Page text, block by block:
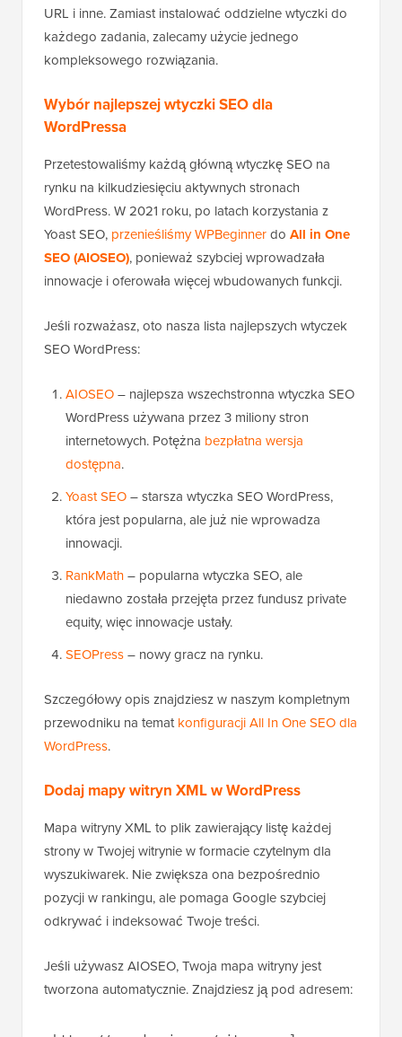
URL i inne. Zamiast instalować oddzielne wtyczki do
każdego zadania, zalecamy użycie jednego
kompleksowego rozwiązania.
Wybór najlepszej wtyczki SEO dla
WordPressa
Przetestowaliśmy każdą główną wtyczkę SEO na
rynku na kilkudziesięciu aktywnych stronach
WordPress. W 2021 roku, po latach korzystania z
Yoast SEO, przenieśliśmy WPBeginnerdo All in One
SEO (AIOSEO), ponieważ szybciej wprowadzała
innowacje i oferowała więcej wbudowanych funkcji.
Jeśli rozważasz, oto nasza lista najlepszych wtyczek
SEO WordPress:
AIOSEO– najlepsza wszechstronna wtyczka SEO
WordPress używana przez 3 miliony stron
internetowych. Potężna bezpłatna wersja
dostępna.
Yoast SEO– starsza wtyczka SEO WordPress,
która jest popularna, ale już nie wprowadza
innowacji.
RankMath– popularna wtyczka SEO, ale
niedawno została przejęta przez fundusz private
equity, więc innowacje ustały.
SEOPress– nowy gracz na rynku.
Szczegółowy opis znajdziesz w naszym kompletnym
przewodniku na tematkonfiguracji All In One SEO dla
WordPress.
Dodaj mapy witryn XML w WordPress
Mapa witryny XML to plik zawierający listę każdej
strony w Twojej witrynie w formacie czytelnym dla
wyszukiwarek. Nie zwiększa ona bezpośrednio
pozycji w rankingu, ale pomaga Google szybciej
odkrywać i indeksować Twoje treści.
Jeśli używasz AIOSEO, Twoja mapa witryny jest
tworzona automatycznie. Znajdziesz ją pod adresem: